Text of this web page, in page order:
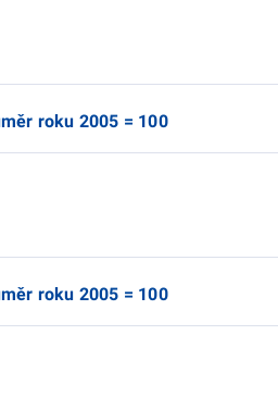
roku 2005 = 100
roku 2005 = 100